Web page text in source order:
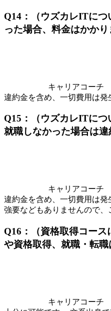
Q14：（ウズカレITにつ
った場合、料金はかかり
キャリアコーチ
違約金を含め、一切費用は発
Q15：（ウズカレITに
就職しなかった場合は
キャリアコーチ
違約金を含め、一切費用は
強要などもありませんので、
Q16：（資格取得コー
や資格取得、就職・転
キャリアコーチ